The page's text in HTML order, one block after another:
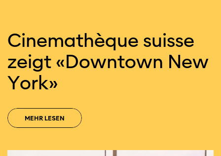
Cine­ma­thèque suisse
zeigt «Down­town New
York»
MEHR LESEN